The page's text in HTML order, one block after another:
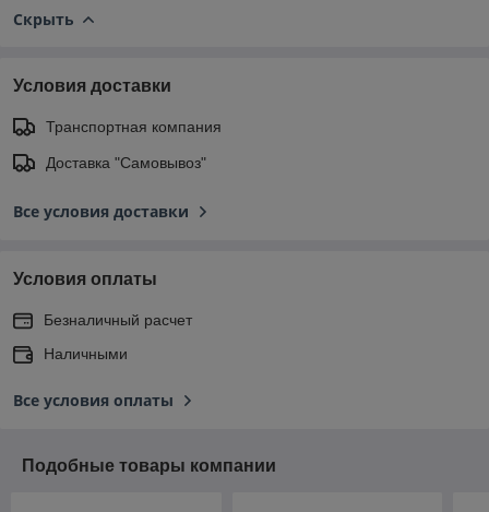
Скрыть
Условия доставки
Транспортная компания
Доставка "Самовывоз"
Все условия доставки
Условия оплаты
Безналичный расчет
Наличными
Все условия оплаты
Подобные товары компании